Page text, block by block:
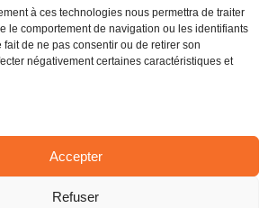
à ces technologies nous permettra de traiter
le comportement de navigation ou les identifiants
de ne pas consentir ou de retirer son
négativement certaines caractéristiques et
Accepter
Refuser